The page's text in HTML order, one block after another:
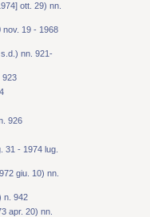
ott. 29) nn.
nov. 19 - 1968
nn. 921-
923
926
31 - 1974 lug.
giu. 10) nn.
n. 942
apr. 20) nn.